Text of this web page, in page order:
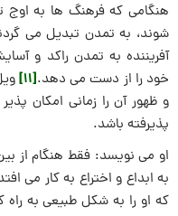
هنگامی که فرهنگ ها به اوج
شوند، به تمدن تبدیل می
آفریننده به تمدن راکد و
خود را از دست می دهد.[11]
و ظهور آن را زمانی امکان
پذیرفته باشد.
او می نویسد: فقط هنگام از
به ابداع و اختراع به کار می
که او را به شکل طبیعی به